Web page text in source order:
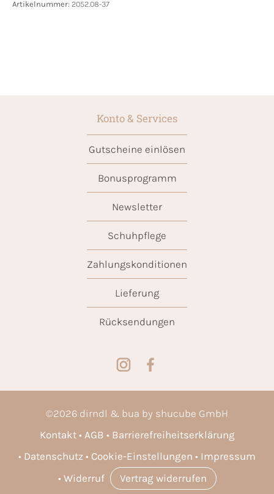
Artikelnummer: 2052.08-37
Konto & Services
Gutscheine einlösen
Bonusprogramm
Newsletter
Schuhpflege
Zahlungskonditionen
Lieferung
Rücksendungen
©2026 dirndl & bua by shucube GmbH
Kontakt
AGB
Barrierefreiheitserklärung
Datenschutz
Cookie-Einstellungen
Impressum
Widerruf
Vertrag widerrufen